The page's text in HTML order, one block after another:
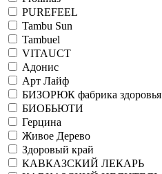
PUREFEEL
Tambu Sun
Tambuel
VITAUCT
Адонис
Арт Лайф
БИЗОРЮК фабрика здоровья
БИОБЬЮТИ
Герцина
Живое Дерево
Здоровый край
КАВКАЗСКИЙ ЛЕКАРЬ